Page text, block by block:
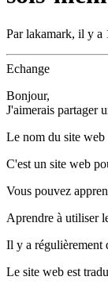
Parlakamark, il y a
Echange
Bonjour,
J'aimerais partager
Le nom du site web
C'est un site web
Vous pouvez
Aprendre à utiliser
Il y a régulièrement
Le site web est